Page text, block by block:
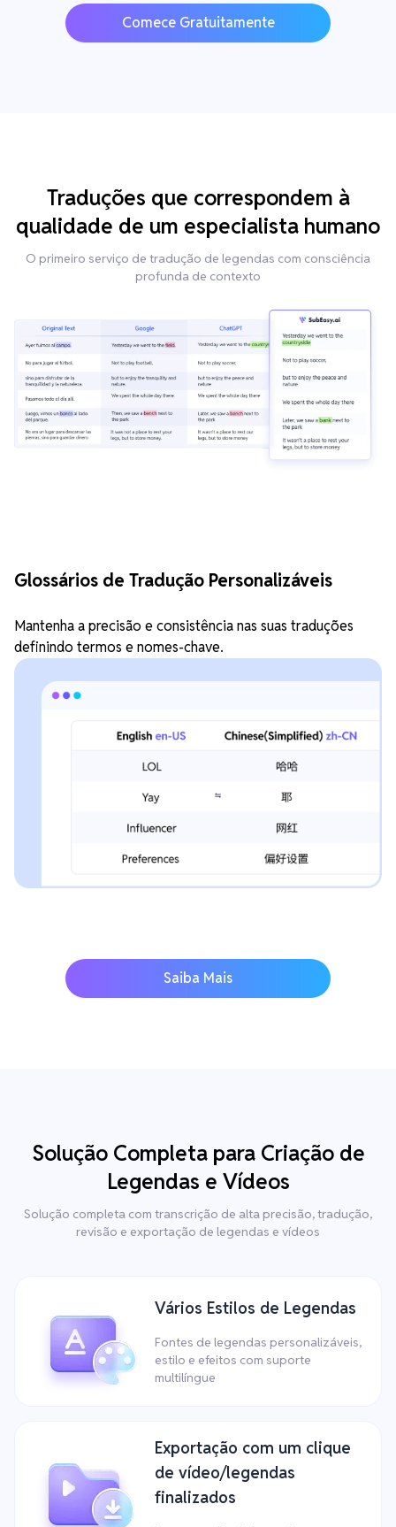
Comece Gratuitamente
Traduções que correspondem à
qualidade de um especialista humano
O primeiro serviço de tradução de legendas com consciência
profunda de contexto
Glossários de Tradução Personalizáveis
Mantenha a precisão e consistência nas suas traduções
definindo termos e nomes-chave.
Saiba Mais
Solução Completa para Criação de
Legendas e Vídeos
Solução completa com transcrição de alta precisão, tradução,
revisão e exportação de legendas e vídeos
Vários Estilos de Legendas
Fontes de legendas personalizáveis,
estilo e efeitos com suporte
multilíngue
Exportação com um clique
de vídeo/legendas
finalizados